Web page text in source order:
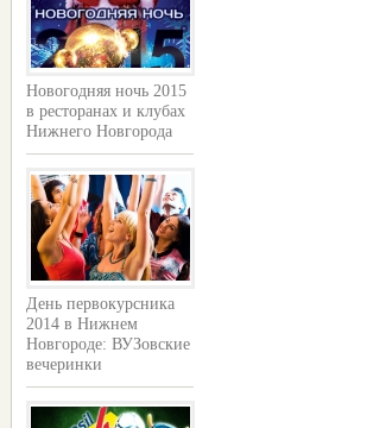
Новогодняя ночь 2015
в ресторанах и клубах
Нижнего Новгорода
День первокурсника
2014 в Нижнем
Новгороде: ВУЗовские
вечеринки